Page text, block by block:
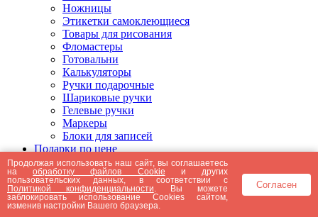
Ножницы
Этикетки самоклеющиеся
Товары для рисования
Фломастеры
Готовальни
Калькуляторы
Ручки подарочные
Шариковые ручки
Гелевые ручки
Маркеры
Блоки для записей
Подарки по цене
Подарки от 5000 рублей
Подарки до 5000 рублей
Подарки до 3000 рублей
Подарки до 2000 рублей
Подарки до 1000 рублей
Продолжая использовать наш сайт, вы соглашаетесь
наобработку файлов Cookie и других
пользовательских данных, в соответствии с
Политикой конфиденциальности . Вы можете
заблокировать использование Cookies сайтом,
изменив настройки Вашего браузера.
Согласен